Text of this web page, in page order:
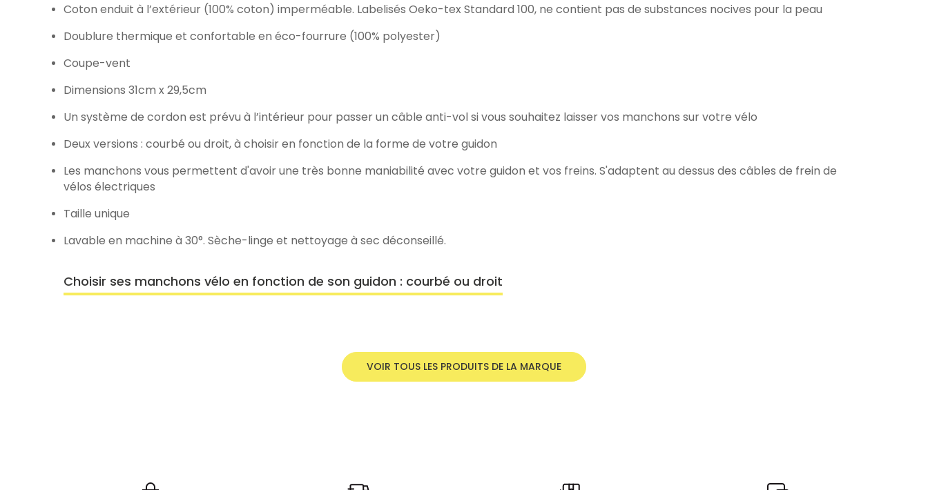
Coton enduit à l’extérieur (100% coton) imperméable. Labelisés Oeko-tex Standard 100, ne contient pas de substances nocives pour la peau
Doublure thermique et confortable en éco-fourrure (100% polyester)
Coupe-vent
Dimensions 31cm x 29,5cm
Un système de cordon est prévu à l’intérieur pour passer un câble anti-vol si vous souhaitez laisser vos manchons sur votre vélo
Deux versions : courbé ou droit, à choisir en fonction de la forme de votre guidon
Les manchons vous permettent d'avoir une très bonne maniabilité avec votre guidon et vos freins. S'adaptent au dessus des câbles de frein de
vélos électriques
Taille unique
Lavable en machine à 30°. Sèche-linge et nettoyage à sec déconseillé.
Choisir ses manchons vélo en fonction de son guidon : courbé ou droit
VOIR TOUS LES PRODUITS DE LA MARQUE